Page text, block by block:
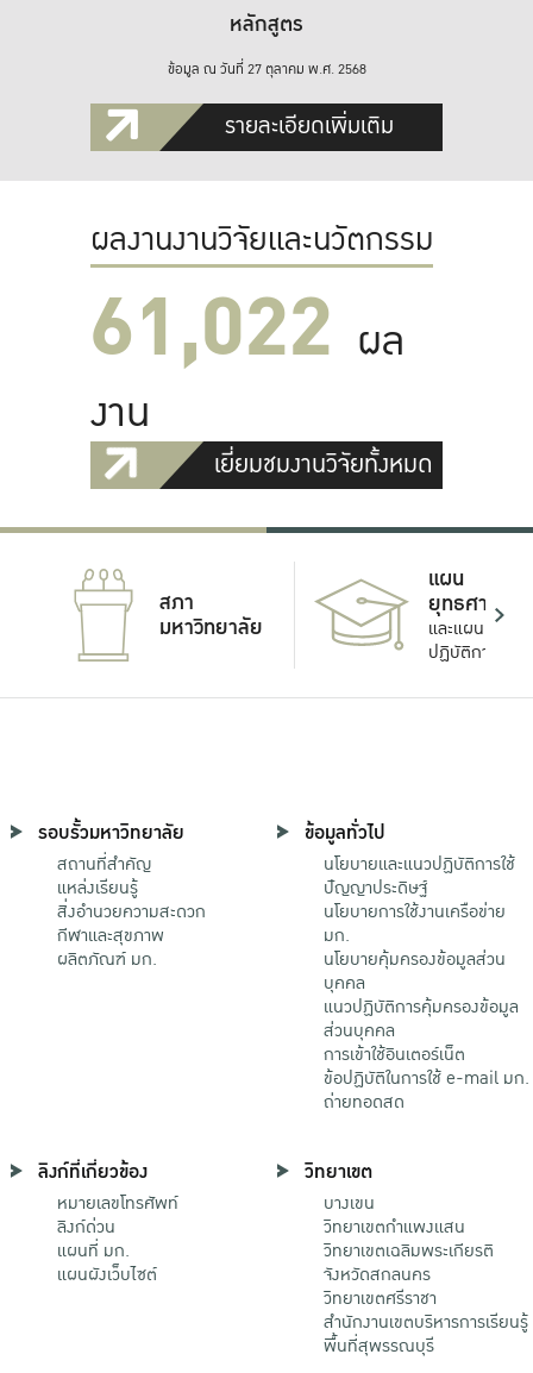
หลักสูตร
ข้อมูล ณ วันที่ 27 ตุลาคม พ.ศ. 2568
รายละเอียดเพิ่มเติม
ผลงานงานวิจัยและนวัตกรรม
61,022 ผล
งาน
เยี่ยมชมงานวิจัยทั้งหมด
สภา
มหาวิทยาลัย
แผน
ยุทธศาสตร์
และแผน
ปฏิบัติการ
รอบรั้วมหาวิทยาลัย
สถานที่สำคัญ
แหล่งเรียนรู้
สิ่งอำนวยความสะดวก
กีฬาและสุขภาพ
ผลิตภัณฑ์ มก.
ข้อมูลทั่วไป
นโยบายและแนวปฏิบัติการใช้
ปัญญาประดิษฐ์
นโยบายการใช้งานเครือข่าย
มก.
นโยบายคุ้มครองข้อมูลส่วน
บุคคล
แนวปฏิบัติการคุ้มครองข้อมูล
ส่วนบุคคล
การเข้าใช้อินเตอร์เน็ต
ข้อปฏิบัติในการใช้ e-mail มก.
ถ่ายทอดสด
ลิงก์ที่เกี่ยวข้อง
หมายเลขโทรศัพท์
ลิงก์ด่วน
แผนที่ มก.
แผนผังเว็บไซต์
วิทยาเขต
บางเขน
วิทยาเขตกําแพงแสน
วิทยาเขตเฉลิมพระเกียรติ
จังหวัดสกลนคร
วิทยาเขตศรีราชา
สำนักงานเขตบริหารการเรียนรู้
พื้นที่สุพรรณบุรี